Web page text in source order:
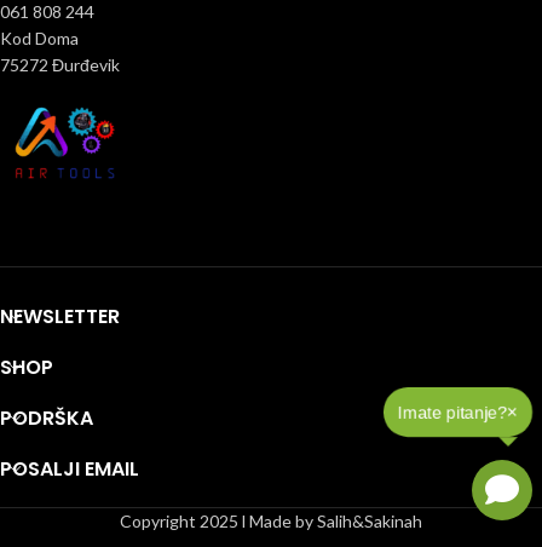
061 808 244
Kod Doma
75272 Đurđevik
NEWSLETTER
SHOP
PODRŠKA
POSALJI EMAIL
Copyright 2025 l Made by Salih&Sakinah
Imate pitanje? ×